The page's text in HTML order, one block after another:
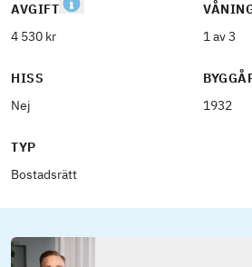
AVGIFT
4 530 kr
1 av 3
HISS
Nej
1932
TYP
Bostadsrätt